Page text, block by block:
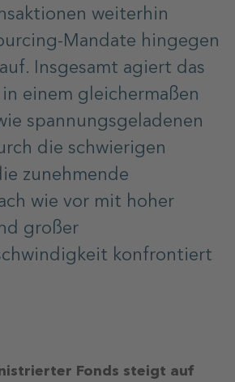
weiterhin
Mandate hingegen
Insgesamt agiert das
in einem gleichermaßen
spannungsgeladenen
die schwierigen
zunehmende
wie vor mit hoher
großer
konfrontiert
Fonds steigt auf